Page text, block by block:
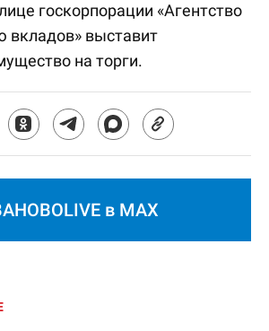
госкорпорации «Агентство
вкладов» выставит
на торги.
в MAX